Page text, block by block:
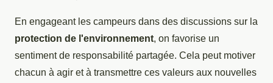
En engageant les campeurs dans des discussions sur la
protection de l'environnement, on favorise un
sentiment de responsabilité partagée. Cela peut motiver
chacun à agir et à transmettre ces valeurs aux nouvelles